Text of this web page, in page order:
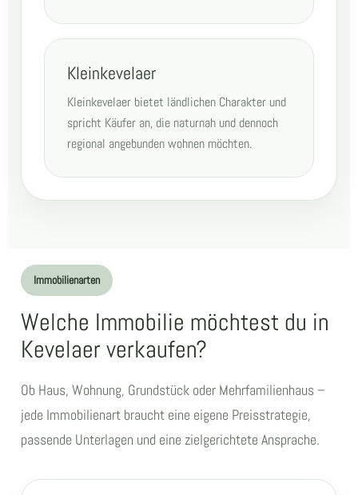
Kleinkevelaer
Kleinkevelaer bietet ländlichen Charakter und
spricht Käufer an, die naturnah und dennoch
regional angebunden wohnen möchten.
Immobilienarten
Welche Immobilie möchtest du in
Kevelaer verkaufen?
Ob Haus, Wohnung, Grundstück oder Mehrfamilienhaus –
jede Immobilienart braucht eine eigene Preisstrategie,
passende Unterlagen und eine zielgerichtete Ansprache.